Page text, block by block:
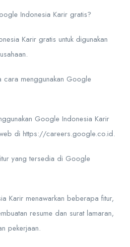
Indonesia Karir gratis?
Karir gratis untuk digunakan
cara menggunakan Google
Google Indonesia Karir
di https://careers.google.co.id.
yang tersedia di Google
Karir menawarkan beberapa fitur,
resume dan surat lamaran,
pekerjaan.